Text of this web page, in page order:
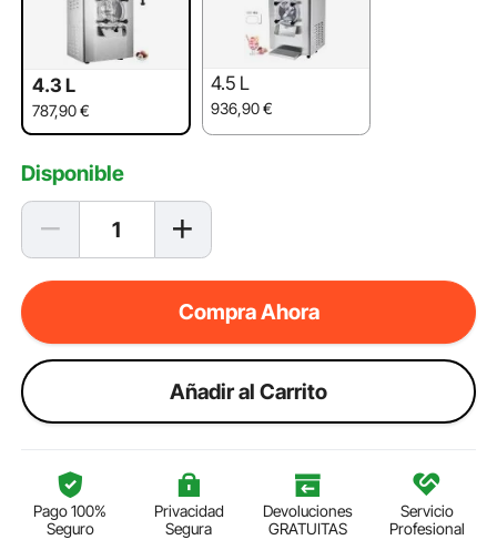
4.3 L
787,90€
4.5 L
936,90€
Disponible
Compra Ahora
Añadir al Carrito
Pago 100%
Seguro
Privacidad
Segura
Devoluciones
GRATUITAS
Servicio
Profesional